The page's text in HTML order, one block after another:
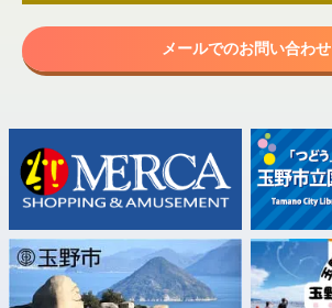
メールでのお問い合わせ